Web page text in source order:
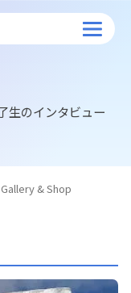
生のインタビュー
& Shop